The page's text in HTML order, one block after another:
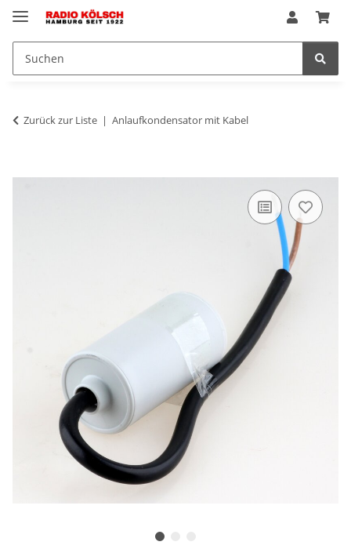
Zurück zur Liste Anlaufkondensator mit Kabel